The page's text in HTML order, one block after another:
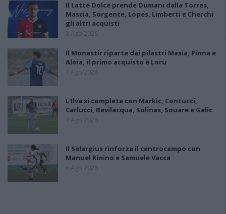
Il Latte Dolce prende Dumani dalla Torres,
Mascia, Sorgente, Lopes, Limberti e Cherchi
gli altri acquisti
8 Ago 2026
Il Monastir riparte dai pilastri Masia, Pinna e
Aloia, il primo acquisto è Loru
7 Ago 2026
L'Ilva si completa con Markic, Contucci,
Carlucci, Bevilacqua, Solinas, Souare e Galic
7 Ago 2026
Il Selargius rinforza il centrocampo con
Manuel Rinino e Samuele Vacca
6 Ago 2026